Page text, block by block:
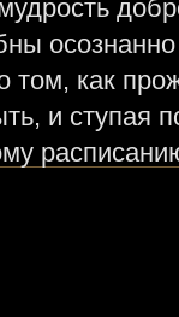
как
и ступая